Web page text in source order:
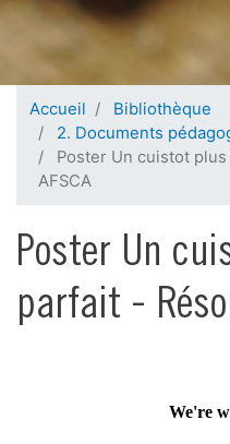
Accueil
Bibliothèque
2. Documents
Poster Un cuistot
AFSCA
Poster Un
parfait -